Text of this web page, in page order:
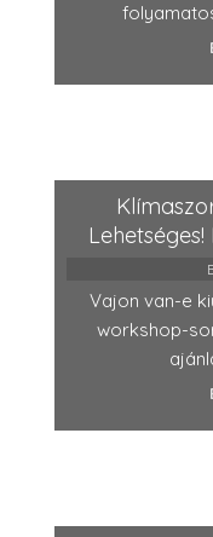
Vajon van-e
workshop-